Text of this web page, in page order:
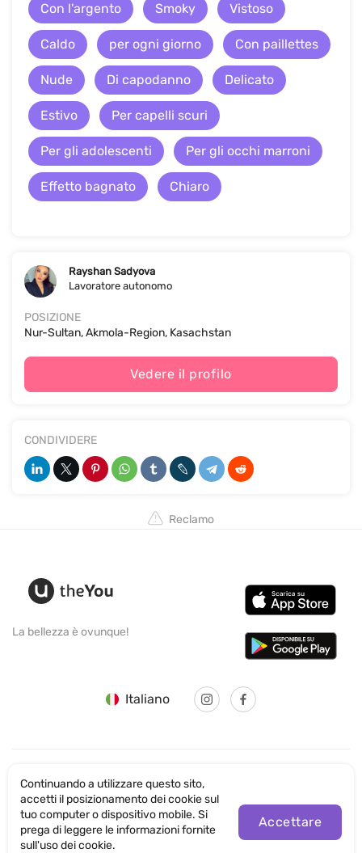
Con l'argento
Smoky Vistoso
Caldo per ogni giorno Con paillettes
Nude Di capodanno Delicato
Estivo Per capelli scuri
Per gli adolescenti Per gli occhi marroni
Effetto bagnato Chiaro
Rayshan Sadyova
Lavoratore autonomo
POSIZIONE
Nur-Sultan, Akmola-Region, Kasachstan
Vedere il profilo
CONDIVIDERE
Reclamo
La bellezza è ovunque!
Italiano
© SANTICUM INTERNATIONAL LTD
Informativa sulla Privacy
Continuando a utilizzare questo sito,
accetti il posizionamento dei cookie sul
tuo computer o dispositivo mobile. Si
prega di leggere le informazioni fornite
sull'uso dei cookie.
Accettare